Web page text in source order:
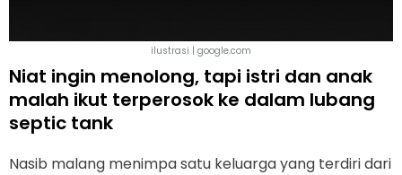
ilustrasi | google.com
Niat ingin menolong, tapi istri dan anak
malah ikut terperosok ke dalam lubang
septic tank
Nasib malang menimpa satu keluarga yang terdiri dari